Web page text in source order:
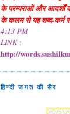
के परम्पराओं और आदर्शों
के कलम से यह शब्द-कर्म
4:13 PM
LINK :
http://
हिन्दी जगत की सैर